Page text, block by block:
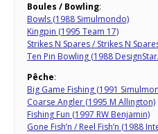
Boules / Bowling:
Bowls (1988 Simulmondo)
Kingpin (1995 Team 17)
Strikes N Spares / Strikes N
Ten Pin Bowling (1988
Pêche:
Big Game Fishing (1991
Coarse Angler (1995 M Allington)
Fishing Fun (1997 RW Benjamin)
Gone Fish’n / Reel Fish’n (1988